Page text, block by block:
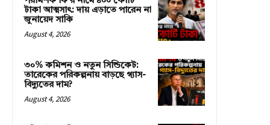
টাকা আত্মসাৎ: দায় এড়াতে পারেন না
জুনায়েদ সাকি
August 4, 2026
৩০% কমিশন ও নতুন সিন্ডিকেট:
তারেকের পরিকল্পনায় বাড়ছে গ্যাস-
বিদ্যুতের দাম?
August 4, 2026